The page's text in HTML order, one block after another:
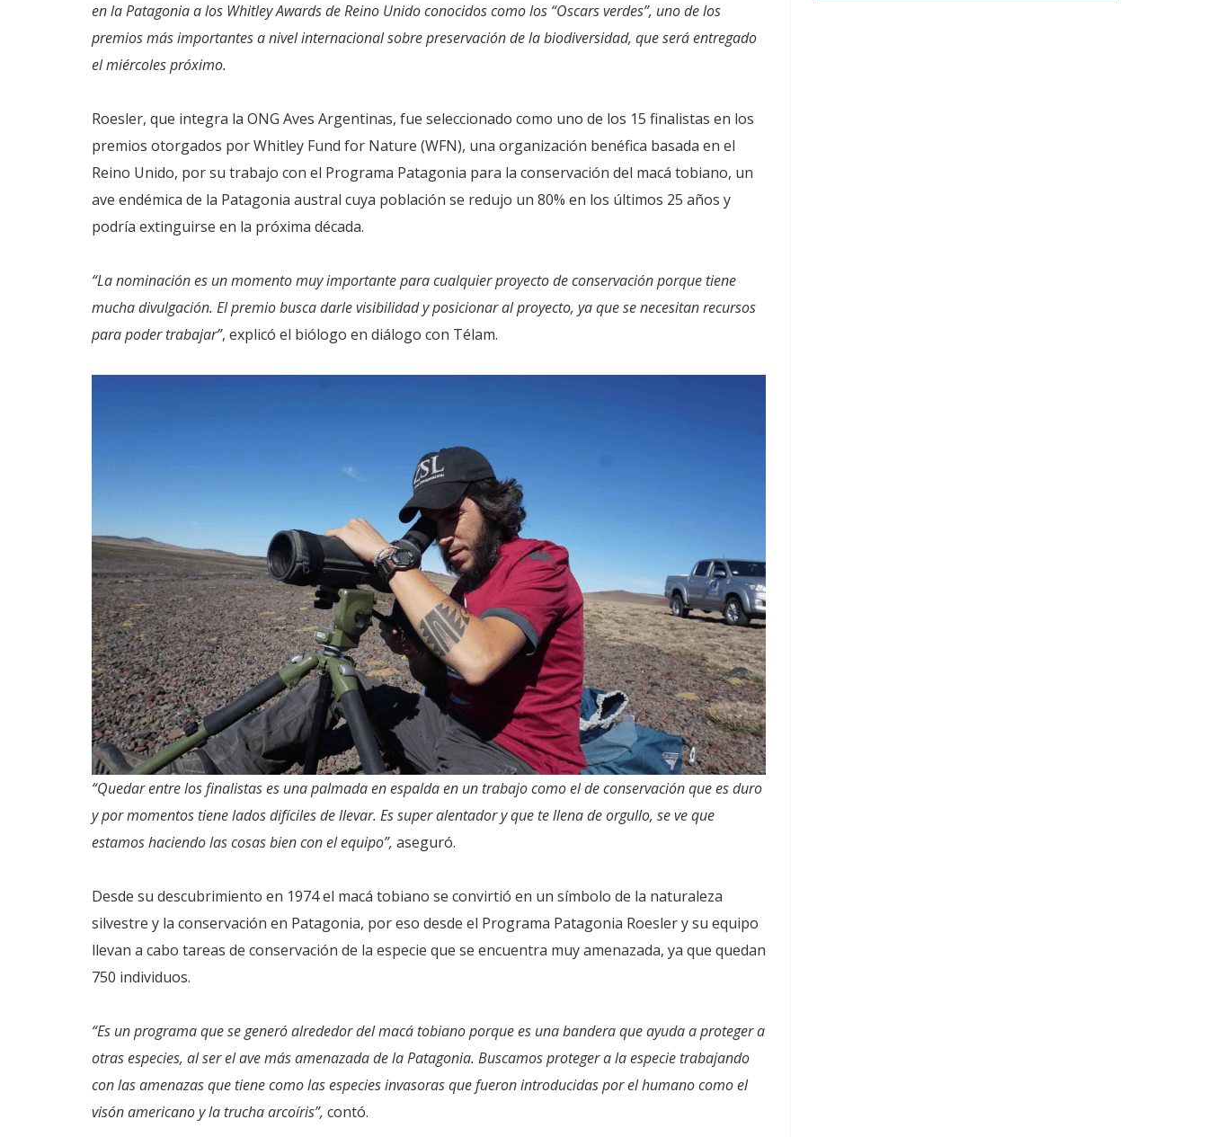
en la Patagonia a los Whitley Awards de Reino Unido conocidos como los “Oscars verdes”, uno de los
premios más importantes a nivel internacional sobre preservación de la biodiversidad, que será entregado
el miércoles próximo.
Roesler, que integra la ONG Aves Argentinas, fue seleccionado como uno de los 15 finalistas en los
premios otorgados por Whitley Fund for Nature (WFN), una organización benéfica basada en el
Reino Unido, por su trabajo con el Programa Patagonia para la conservación del macá tobiano, un
ave endémica de la Patagonia austral cuya población se redujo un 80% en los últimos 25 años y
podría extinguirse en la próxima década.
“La nominación es un momento muy importante para cualquier proyecto de conservación porque tiene
mucha divulgación. El premio busca darle visibilidad y posicionar al proyecto, ya que se necesitan recursos
para poder trabajar”, explicó el biólogo en diálogo con Télam.
“Quedar entre los finalistas es una palmada en espalda en un trabajo como el de conservación que es duro
y por momentos tiene lados difíciles de llevar. Es super alentador y que te llena de orgullo, se ve que
estamos haciendo las cosas bien con el equipo”, aseguró.
Desde su descubrimiento en 1974 el macá tobiano se convirtió en un símbolo de la naturaleza
silvestre y la conservación en Patagonia, por eso desde el Programa Patagonia Roesler y su equipo
llevan a cabo tareas de conservación de la especie que se encuentra muy amenazada, ya que quedan
750 individuos.
“Es un programa que se generó alrededor del macá tobiano porque es una bandera que ayuda a proteger a
otras especies, al ser el ave más amenazada de la Patagonia. Buscamos proteger a la especie trabajando
con las amenazas que tiene como las especies invasoras que fueron introducidas por el humano como el
visón americano y la trucha arcoíris”, contó.